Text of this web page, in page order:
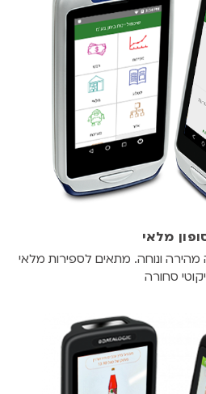
מלאי
ונוחה. מתאים לספירות מלאי
סחורה